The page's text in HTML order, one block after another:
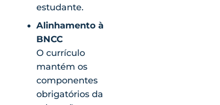
estudante.
Alinhamento à
BNCC
O currículo
mantém os
componentes
obrigatórios da